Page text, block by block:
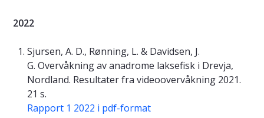
2022
Sjursen, A. D., Rønning, L. & Davidsen, J.
G. Overvåkning av anadrome laksefisk i Drevja,
Nordland. Resultater fra videoovervåkning 2021.
21 s.
Rapport 1 2022 i pdf-format